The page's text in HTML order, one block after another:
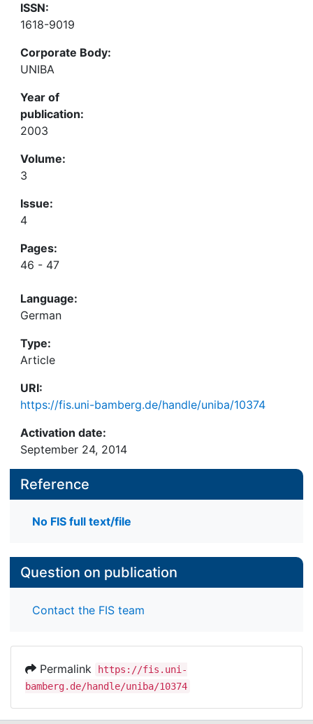
ISSN:
1618-9019
Corporate Body:
UNIBA
Year of
publication:
2003
Volume:
3
Issue:
4
Pages:
46 - 47
Language:
German
Type:
Article
URI:
https://fis.uni-bamberg.de/handle/uniba/10374
Activation date:
September 24, 2014
Reference
No FIS full text/file
Question on publication
Contact the FIS team
Permalink
https://fis.uni-
bamberg.de/handle/uniba/10374